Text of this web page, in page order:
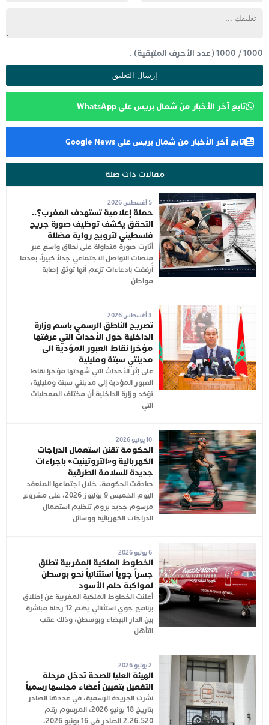
1000
/
1000(عدد الأحرف المتبقية) .
تابع آخر الأخبار من شمال بريس على WhatsApp
تابع آخر الأخبار من شمال بريس على Google News
مقالات ذات صلة
5 أغسطس 2026
حملة إعلامية تستهدف المغرب؟..
التحقق يكشف توظيف صورة جريح
فلسطيني لترويج رواية مضللة
أثارت صورة متداولة على نطاق واسع عبر
منصات التواصل الاجتماعي جدلاً كبيراً، بعدما
أُرفقت بادعاءات تزعم أنها توثق إصابة
مواطن
تصريح الناطق الرسمي باسم وزارة
الداخلية حول الأحداث التي عرفتها
مؤخرا نقاط العبور المؤدية إلى
مدينتي سبتة ومليلية
على إثر الأحداث التي شهدتها مؤخرا نقاط
العبور المؤدية إلى مدينتي سبتة ومليلية،
تؤكد وزارة الداخلية أن مختلف المعطيات
التي
10 يوليو 2026
الحكومة تقنن استعمال الدراجات
الكهربائية و«التروتينيت» بإجراءات
جديدة للسلامة الطرقية
صادقت الحكومة، خلال اجتماعها المنعقد
اليوم الخميس 9 يوليوز 2026، على مشروع
مرسوم جديد يروم تنظيم استعمال
الدراجات الكهربائية ووسائل
6 يوليو 2026
الخطوط الملكية المغربية تطلق
جسراً جوياً استثنائياً نحو بوسطن
لمواكبة حلم الأسود
أعلنت الخطوط الملكية المغربية عن إطلاق
برنامج جوي استثنائي يضم 12 رحلة مباشرة
بين الدار البيضاء وبوسطن، وذلك عقب
التأهل
2 يوليو 2026
الهيئة العليا للصحة تدخل مرحلة
التفعيل بتعيين أعضاء مجلسها رسمياً
نشرت الجريدة الرسمية، في عددها الصادر
بتاريخ 18 يونيو 2026، المرسوم رقم
2.26.520 الصادر في 16 يونيو 2026،